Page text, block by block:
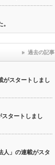
がスタートしまし
スタートしまし
人」の連載がスタ
過去の記事